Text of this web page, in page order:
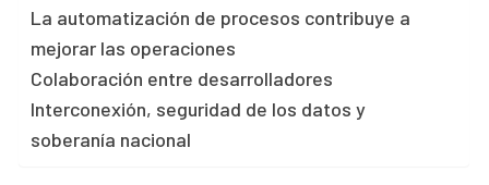
La automatización de procesos contribuye a
mejorar las operaciones
Colaboración entre desarrolladores
Interconexión, seguridad de los datos y
soberanía nacional